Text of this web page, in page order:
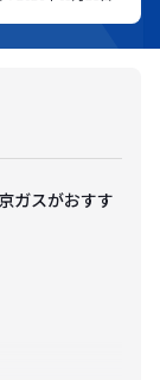
ガスがおすす